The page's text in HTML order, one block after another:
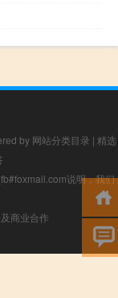
by 网站分类目录 | 精选
说明，我们
商业合作